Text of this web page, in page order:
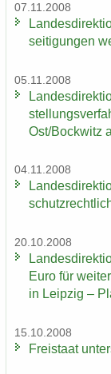
07.11.2008
sei­ti­gun­gen
05.11.2008
Ost/Bock­witz
04.11.2008
20.10.2008
Euro für
in Leip­zig –
15.10.2008
Frei­staat